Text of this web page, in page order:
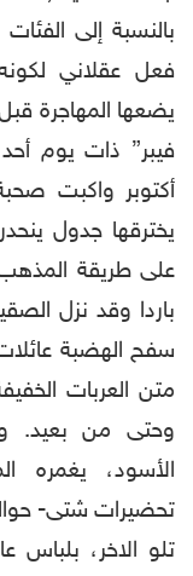
بالنسبة إلى
فعل عقلاني
يضعها المهاجرة
فيبر” ذات يوم
أكتوبر واكبت
يخترقها جدول
على طريقة
باردا وقد نزل
سفح الهضبة
متن العربات
وحتى من بعيد.
الأسود، يغمره
تحضيرات شتى-
تلو الاخر،